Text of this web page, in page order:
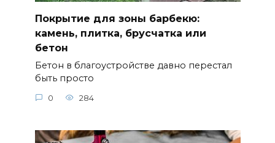
Покрытие для зоны барбекю:
камень, плитка, брусчатка или
бетон
Бетон в благоустройстве давно перестал
быть просто
0 284